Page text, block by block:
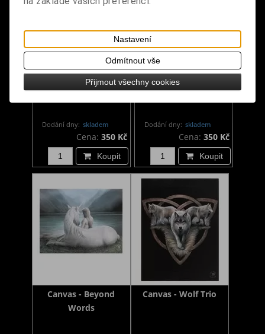
Canvas - Spirit Guide
Dodání dny: skladem
Cena: 350 Kč
Koupit
Canvas - Yule Angel
Dodání dny: skladem
Cena: 350 Kč
Koupit
Canvas - Beyond
Words
Canvas - Wolf Trio
Nastavení
Odmítnout vše
Přijmout všechny cookies